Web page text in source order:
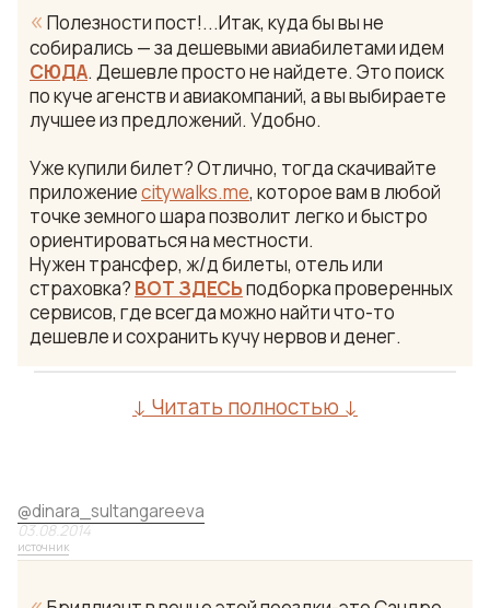
« Полезности пост!...Итак, куда бы вы не
собирались — за дешевыми авиабилетами идем
СЮДА. Дешевле просто не найдете. Это поиск
по куче агенств и авиакомпаний, а вы выбираете
лучшее из предложений. Удобно.
Уже купили билет? Отлично, тогда скачивайте
приложениеcitywalks.me, которое вам в любой
точке земного шара позволит легко и быстро
ориентироваться на местности.
Нужен трансфер, ж/д билеты, отель или
страховка? ВОТ ЗДЕСЬподборка проверенных
сервисов, где всегда можно найти что-то
дешевле и сохранить кучу нервов и денег.
↓ Читать полностью ↓
@dinara_sultangareeva
03.08.2014
источник